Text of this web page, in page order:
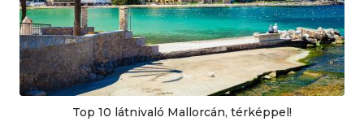
Top 10 látnivaló Mallorcán, térképpel!